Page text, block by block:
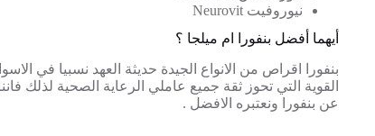
نيوروفيت Neurovit
أيهما أفضل بنفورا ام ميلجا ؟
بنفورا اقراص من الانواع الجيدة حديثة العهد نسبيا في
القوية التي تحوز ثقة جميع عاملي الرعاية الصحية لذلك
عن بنفورا ونعتبره الافضل .